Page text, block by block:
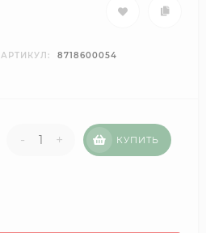
АРТИКУЛ: 8718600054
- + КУПИТЬ